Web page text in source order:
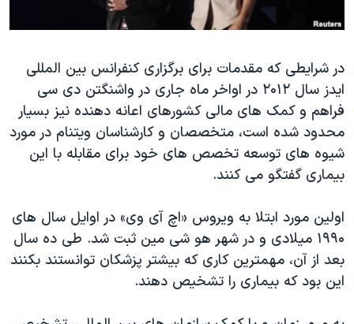
فرهنگ و زندگی
اقتصادی
علم و فناوری
اسرائیل در جنگ
گالری عکس
آرشیو پخش زنده
حمله جمهوری اسلامی به اسرائیل
رمز مهسا
ورزش زنان در ایران
اعتراضات زن، زندگی، آزادی
مجموعه مستندهای دادخواهی
تریبونال مردمی آبان ۹۸
دادگاه حمید نوری
چهل سال گروگان‌گیری
زبانهای مختلف
در شرایطی که مقدمات برای برگزاری کنفرانس بین المللی
ایدز سال ۲۰۱۲ در اواخر ماه جاری در واشنگتن دی سی
فراهم و کمک های مالی کشورهای اعانه دهنده نیز بسیار
محدود شده است، متخصصان و کارشناسان ویتنام در مورد
شیوه های توسعه تخصص های خود برای مقابله با این
بیماری گفتگو می کنند.
اولین مورد ابتلا به ویروس «اچ آی وی» در اوایل سال های
۱۹۹۰ میلادی و در شهر هو شی مین ثبت شد. طی ده سال
بعد از آن، مهمترین کاری که بیشتر پزشکان توانستند بکنند
این بود که بیماری را تشخیص دهند.